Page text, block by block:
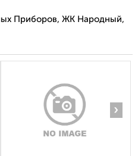
Приборов, ЖК Народный,
›